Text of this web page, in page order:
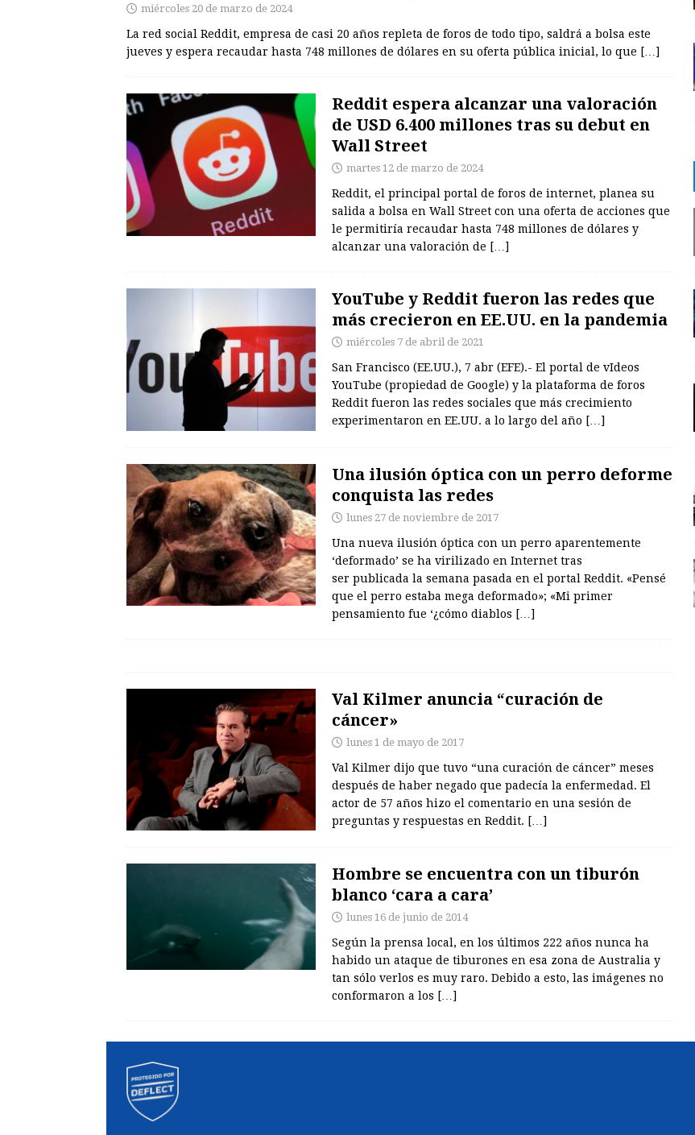
miércoles 20 de marzo de 2024
La red social Reddit, empresa de casi 20 años repleta de foros de todo tipo, saldrá a bolsa este
jueves y espera recaudar hasta 748 millones de dólares en su oferta pública inicial, lo que […]
Reddit espera alcanzar una valoración
de USD 6.400 millones tras su debut en
Wall Street
martes 12 de marzo de 2024
Reddit, el principal portal de foros de internet, planea su
salida a bolsa en Wall Street con una oferta de acciones que
le permitiría recaudar hasta 748 millones de dólares y
alcanzar una valoración de […]
YouTube y Reddit fueron las redes que
más crecieron en EE.UU. en la pandemia
miércoles 7 de abril de 2021
San Francisco (EE.UU.), 7 abr (EFE).- El portal de vIdeos
YouTube (propiedad de Google) y la plataforma de foros
Reddit fueron las redes sociales que más crecimiento
experimentaron en EE.UU. a lo largo del año […]
Una ilusión óptica con un perro deforme
conquista las redes
lunes 27 de noviembre de 2017
Una nueva ilusión óptica con un perro aparentemente
‘deformado’ se ha virilizado en Internet tras
ser publicada la semana pasada en el portal Reddit. «Pensé
que el perro estaba mega deformado»; «Mi primer
pensamiento fue ‘¿cómo diablos […]
Val Kilmer anuncia “curación de
cáncer»
lunes 1 de mayo de 2017
Val Kilmer dijo que tuvo “una curación de cáncer” meses
después de haber negado que padecía la enfermedad. El
actor de 57 años hizo el comentario en una sesión de
preguntas y respuestas en Reddit. […]
Hombre se encuentra con un tiburón
blanco ‘cara a cara’
lunes 16 de junio de 2014
Según la prensa local, en los últimos 222 años nunca ha
habido un ataque de tiburones en esa zona de Australia y
tan sólo verlos es muy raro. Debido a esto, las imágenes no
conformaron a los […]